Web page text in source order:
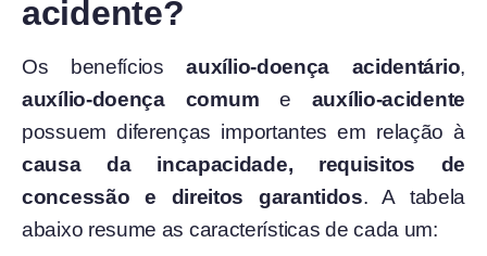
acidente?
Os benefíciosauxílio-doença acidentário,
auxílio-doença comum e auxílio-acidente
possuem diferenças importantes em relação à
causa da incapacidade, requisitos de
concessão e direitos garantidos. A tabela
abaixo resume as características de cada um: